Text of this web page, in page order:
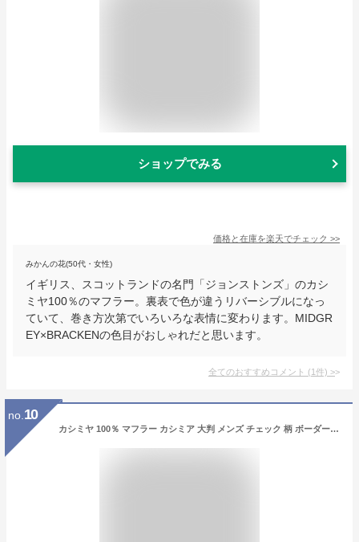
ショップでみる
価格と在庫を楽天でチェック >>
みかんの花(50代・女性)
イギリス、スコットランドの名門「ジョンストンズ」のカシ
ミヤ100％のマフラー。裏表で色が違うリバーシブルになっ
ていて、巻き方次第でいろいろな表情に変わります。MIDGR
EY×BRACKENの色目がおしゃれだと思います。
全てのおすすめコメント (1件) >
no. 10
カシミヤ 100％ マフラー カシミア 大判 メンズ チェック 柄 ボーダー ブロック ブランド ギフトボックス入り 厚手 プレゼント 誕生日 贈り物 男 性 結婚式 クリスマス b0021a